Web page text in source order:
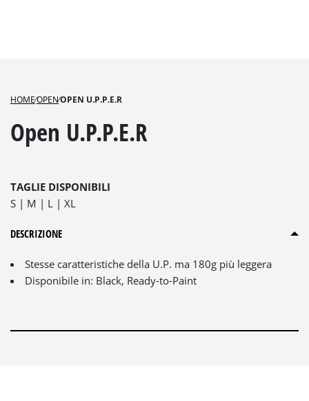
HOME⁄OPEN⁄OPEN U.P.P.E.R
Open U.P.P.E.R
TAGLIE DISPONIBILI
S
M L XL
DESCRIZIONE
Stesse caratteristiche della U.P. ma 180g più leggera
Disponibile in: Black, Ready-to-Paint